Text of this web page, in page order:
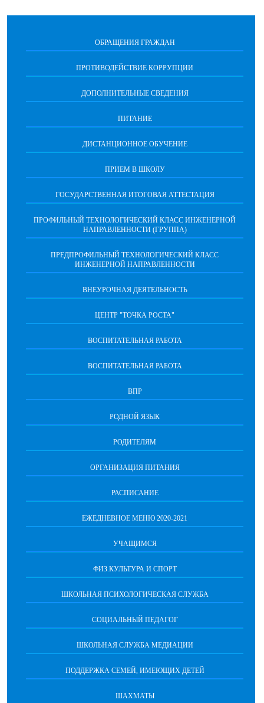
ОБРАЩЕНИЯ ГРАЖДАН
ПРОТИВОДЕЙСТВИЕ КОРРУПЦИИ
ДОПОЛНИТЕЛЬНЫЕ СВЕДЕНИЯ
ПИТАНИЕ
ДИСТАНЦИОННОЕ ОБУЧЕНИЕ
ПРИЕМ В ШКОЛУ
ГОСУДАРСТВЕННАЯ ИТОГОВАЯ АТТЕСТАЦИЯ
ПРОФИЛЬНЫЙ ТЕХНОЛОГИЧЕСКИЙ КЛАСС ИНЖЕНЕРНОЙ
НАПРАВЛЕННОСТИ (ГРУППА)
ПРЕДПРОФИЛЬНЫЙ ТЕХНОЛОГИЧЕСКИЙ КЛАСС
ИНЖЕНЕРНОЙ НАПРАВЛЕННОСТИ
ВНЕУРОЧНАЯ ДЕЯТЕЛЬНОСТЬ
ЦЕНТР "ТОЧКА РОСТА"
ВОСПИТАТЕЛЬНАЯ РАБОТА
ВОСПИТАТЕЛЬНАЯ РАБОТА
ВПР
РОДНОЙ ЯЗЫК
РОДИТЕЛЯМ
ОРГАНИЗАЦИЯ ПИТАНИЯ
РАСПИСАНИЕ
ЕЖЕДНЕВНОЕ МЕНЮ 2020-2021
УЧАЩИМСЯ
ФИЗ.КУЛЬТУРА И СПОРТ
ШКОЛЬНАЯ ПСИХОЛОГИЧЕСКАЯ СЛУЖБА
СОЦИАЛЬНЫЙ ПЕДАГОГ
ШКОЛЬНАЯ СЛУЖБА МЕДИАЦИИ
ПОДДЕРЖКА СЕМЕЙ, ИМЕЮЩИХ ДЕТЕЙ
ШАХМАТЫ